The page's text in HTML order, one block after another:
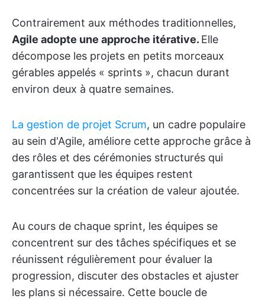
Contrairement aux méthodes traditionnelles,
Agile adopte une approche itérative. Elle
décompose les projets en petits morceaux
gérables appelés « sprints », chacun durant
environ deux à quatre semaines.
La gestion de projet Scrum, un cadre populaire
au sein d'Agile, améliore cette approche grâce à
des rôles et des cérémonies structurés qui
garantissent que les équipes restent
concentrées sur la création de valeur ajoutée.
Au cours de chaque sprint, les équipes se
concentrent sur des tâches spécifiques et se
réunissent régulièrement pour évaluer la
progression, discuter des obstacles et ajuster
les plans si nécessaire. Cette boucle de